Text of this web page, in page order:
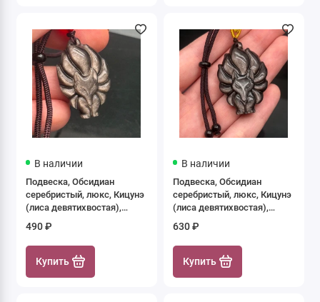
В наличии
Подвеска, Обсидиан
серебристый, люкс, Кицунэ
(лиса девятихвостая),
30х19 мм, цена за 1 шт.
490 ₽
Купить
В наличии
Подвеска, Обсидиан
серебристый, люкс, Кицунэ
(лиса девятихвостая),
44х29 мм, цена за 1 шт.
630 ₽
Купить